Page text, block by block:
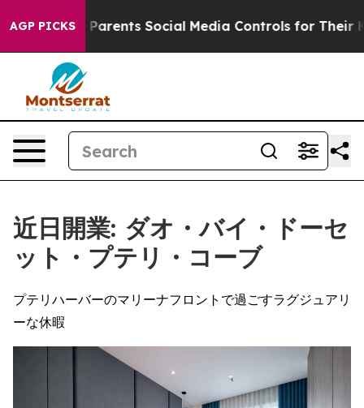
AGP PICKS
Parents Social Media Controls for Their Kids.
近日開業: ダオ・バイ・ドーセ
ット・プテリ・コーブ
プテリハーバーのマリーナフロントで過ごすラグジュアリ
ーな休暇